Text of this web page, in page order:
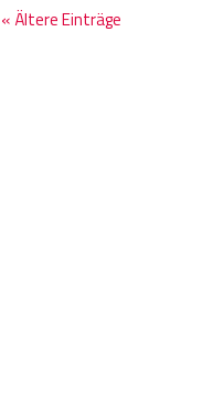
« Ältere Einträge